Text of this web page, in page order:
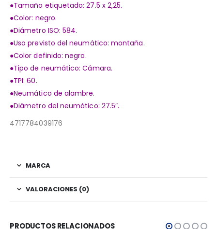
●Tamaño etiquetado: 27.5 x 2,25.
●Color: negro.
●Diámetro ISO: 584.
●Uso previsto del neumático: montaña.
●Color definido: negro.
●Tipo de neumático: Cámara.
●TPI: 60.
●Neumático de alambre.
●Diámetro del neumático: 27.5″.
4717784039176
MARCA
VALORACIONES (0)
PRODUCTOS RELACIONADOS